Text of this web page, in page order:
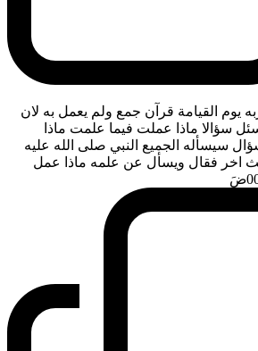
يوم القيامة قرآن جمع ولم يعمل به لان
سؤالا ماذا عملت فيما علمت ماذا
سيسأله الجميع النبي صلى الله عليه
اخر فقال ويسأل عن علمه ماذا عمل
ضَ